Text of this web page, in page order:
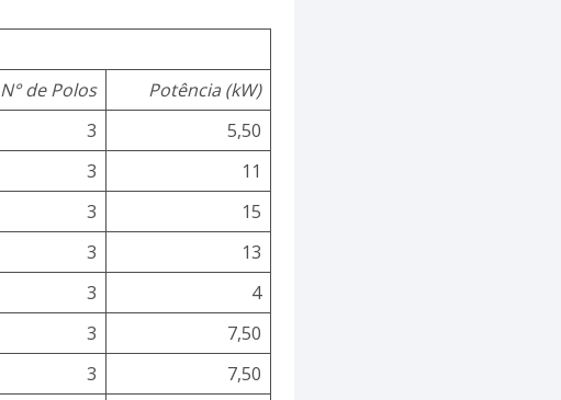
N° de Polos
Potência (kW)
3
5,50
3
11
3
15
3
13
3
4
3
7,50
3
7,50